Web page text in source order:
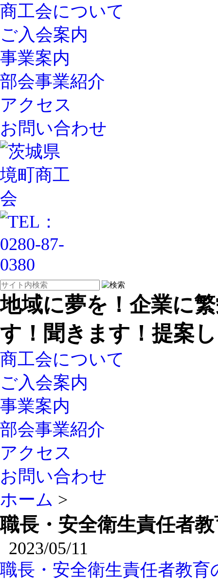
商工会について
ご入会案内
事業案内
部会事業紹介
アクセス
お問い合わせ
地域に夢を！企業に
す！聞きます！提案
商工会について
ご入会案内
事業案内
部会事業紹介
アクセス
お問い合わせ
ホーム >
職長・安全衛生責任者
2023/05/11
職長・安全衛生責任者教育